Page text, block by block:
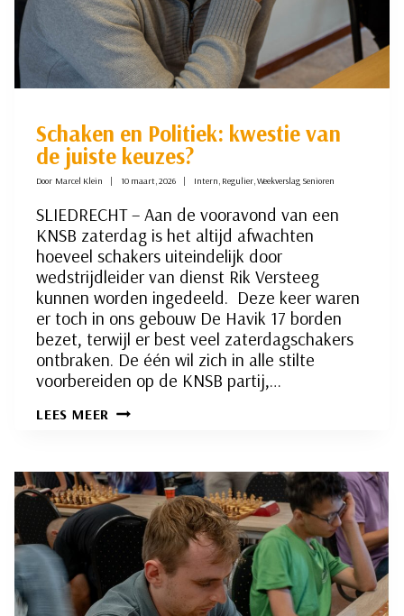
Schaken en Politiek: kwestie van
de juiste keuzes?
Door Marcel Klein 10 maart, 2026 Intern, Regulier,Weekverslag Senioren
SLIEDRECHT – Aan de vooravond van een
KNSB zaterdag is het altijd afwachten
hoeveel schakers uiteindelijk door
wedstrijdleider van dienst Rik Versteeg
kunnen worden ingedeeld. Deze keer waren
er toch in ons gebouw De Havik 17 borden
bezet, terwijl er best veel zaterdagschakers
ontbraken. De één wil zich in alle stilte
voorbereiden op de KNSB partij,…
LEES MEER SCHAKEN
VAN
DE
JUISTE
KEUZES?